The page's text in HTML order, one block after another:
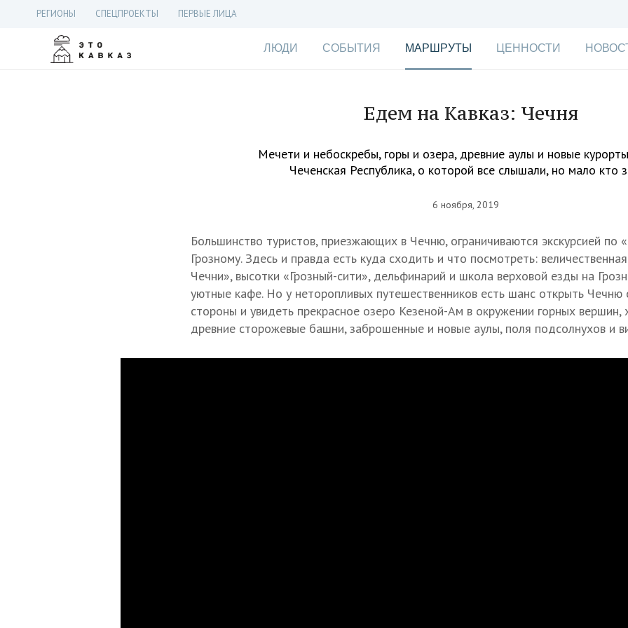
РЕГИОНЫ СПЕЦПРОЕКТЫ ПЕРВЫЕ ЛИЦА
ЛЮДИ СОБЫТИЯ МАРШРУТЫ ЦЕННОСТИ
Едем на Кавказ: Чечня
Мечети и небоскребы, горы и озера, древние аулы и новые
Чеченская Республика, о которой все слышали, но мало кто
6 ноября, 2019
Большинство туристов, приезжающих в Чечню, ограничиваются экскурсией по
Грозному. Здесь и правда есть куда сходить и что посмотреть:
Чечни», высотки «Грозный-сити», дельфинарий и школа верховой езды на
уютные кафе. Но у неторопливых путешественников есть шанс открыть Чечню
стороны и увидеть прекрасное озеро Кезеной-Ам в окружении горных
древние сторожевые башни, заброшенные и новые аулы, поля подсолнухов и